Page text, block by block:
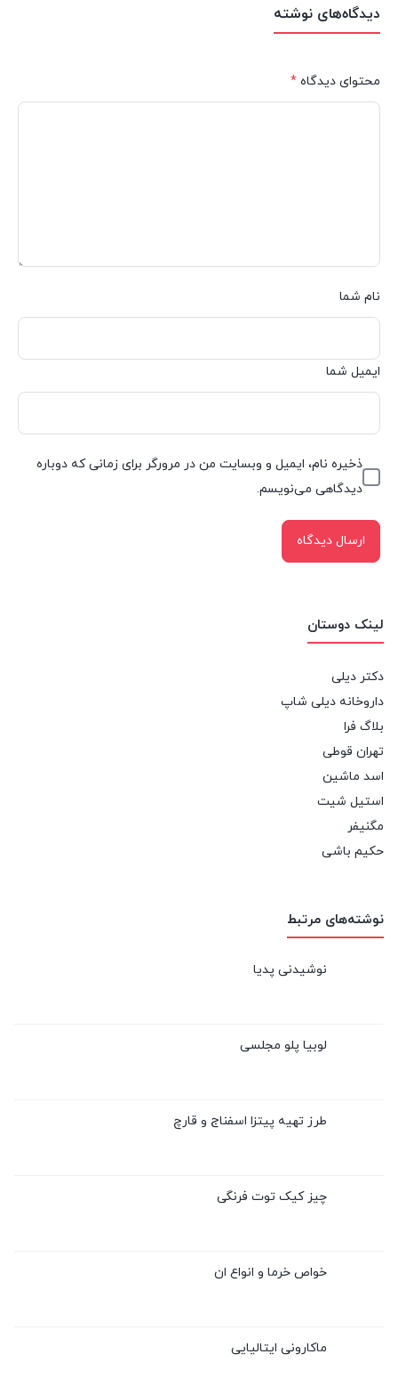
لینک دوستان
دکتر دیلی
داروخانه دیلی شاپ
بلاگ فرا
تهران قوطی
اسد ماشین
استیل شیت
مگنیفر
حکیم باشی
نوشته‌های مرتبط
نوشیدنی پدیا
لوبیا پلو مجلسی
طرز تهیه پیتزا اسفناج و قارچ
چیز کیک توت فرنگی
خواص خرما و انواع ان
ماکارونی ایتالیایی
دیدگاه‌های نوشته
محتوای دیدگاه *
نام شما
ایمیل شما
ذخیره نام، ایمیل و وبسایت من در مرورگر برای زمانی که دوباره
دیدگاهی می‌نویسم.